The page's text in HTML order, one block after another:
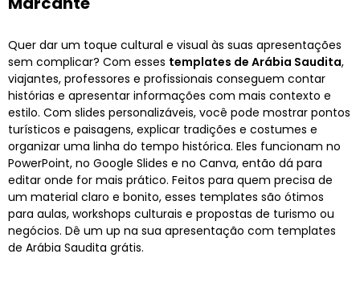
Quer dar um toque cultural e visual às suas apresentações
sem complicar? Com esses templates de Arábia Saudita,
viajantes, professores e profissionais conseguem contar
histórias e apresentar informações com mais contexto e
estilo. Com slides personalizáveis, você pode mostrar pontos
turísticos e paisagens, explicar tradições e costumes e
organizar uma linha do tempo histórica. Eles funcionam no
PowerPoint, no Google Slides e no Canva, então dá para
editar onde for mais prático. Feitos para quem precisa de
um material claro e bonito, esses templates são ótimos
para aulas, workshops culturais e propostas de turismo ou
negócios. Dê um up na sua apresentação com templates
de Arábia Saudita grátis.